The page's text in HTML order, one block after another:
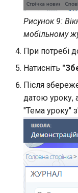
Рисунок 9:
мобільному
При потребі
Натисніть
Після
датою уроку,
"Тема уроку"